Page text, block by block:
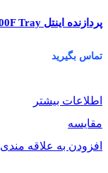
پردازنده اینتل Intel Core i3 14100F Tray
تماس بگیرید
اطلاعات بیشتر
مقایسه
افزودن به علاقه مندی